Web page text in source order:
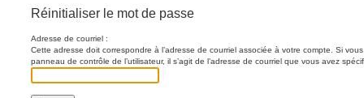
Réinitialiser le mot de passe
Adresse de courriel :
Cette adresse doit correspondre à l’adresse de courriel associée à votre compte. Si
panneau de contrôle de l’utilisateur, il s’agit de l’adresse de courriel que vous avez